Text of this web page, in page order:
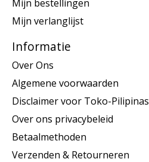
Mijn bestellingen
Mijn verlanglijst
Informatie
Over Ons
Algemene voorwaarden
Disclaimer voor Toko-Pilipinas
Over ons privacybeleid
Betaalmethoden
Verzenden & Retourneren